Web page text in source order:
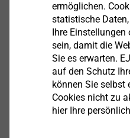
neben stillgelegten
Reklamationskosten und
hinaus sind auch
herabfallende Bauteile
Der Teileinsturz der
spektakulärsten
sogenannte Versprödung
ermöglichen.
statistische
Ihre Einstellungen
sein, damit die
Sie es erwarten.
auf den Schutz
können Sie selbst
Cookies nicht zu
hier Ihre